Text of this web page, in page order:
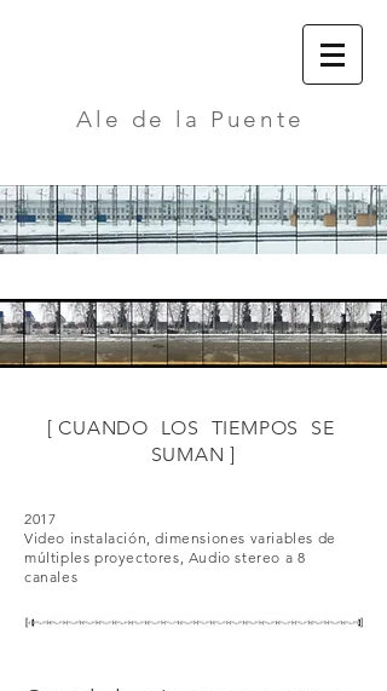
​Ale de la Puente
[ CUANDO LOS TIEMPOS SE
SUMAN ]
2017
Video instalación, dimensiones variables de
múltiples proyectores, Audio stereo a 8
canales